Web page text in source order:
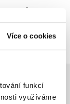
Více o cookies
funkcí
využíváme
SE